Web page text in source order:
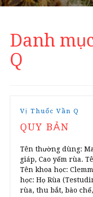
Danh
Q
Vị Thuốc Vần Q
QUY BẢN
Tên thường dùng:
giáp, Cao yếm rùa.
Tên khoa học:
học: Họ Rùa
rùa, thu bắt, bào